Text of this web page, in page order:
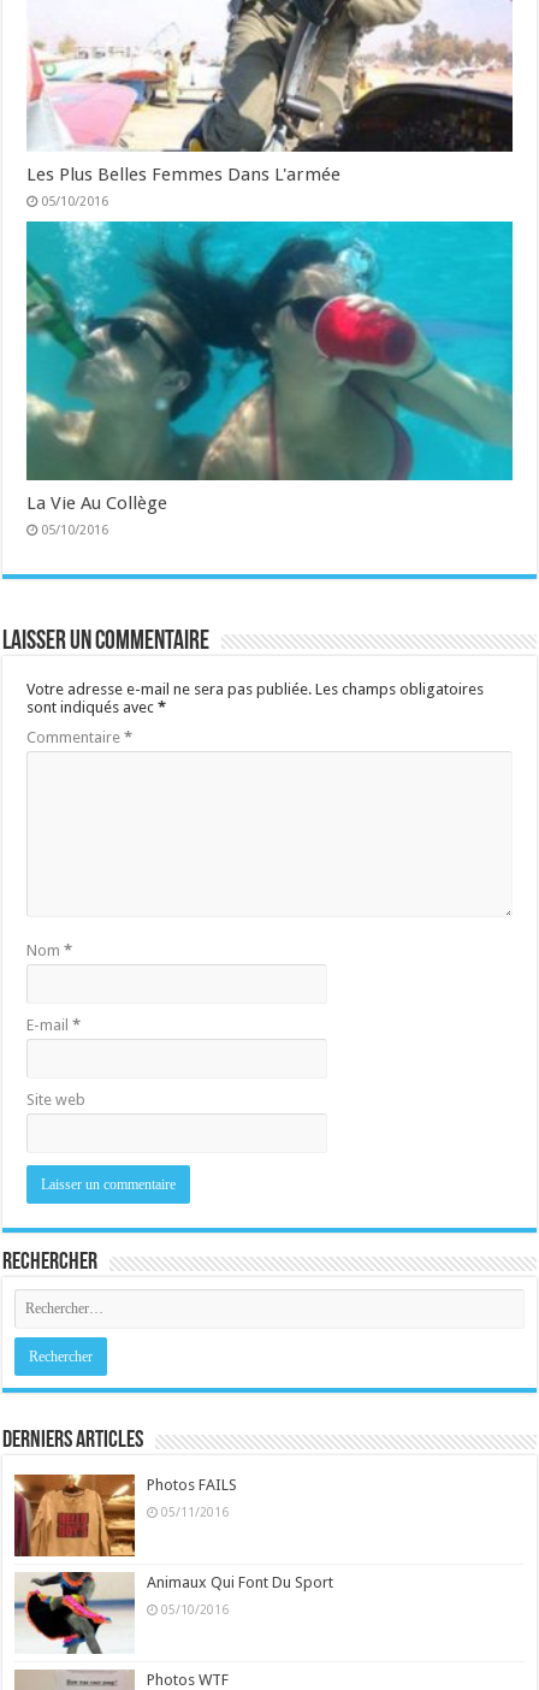
Les Plus Belles Femmes Dans L'armée
05/10/2016
La Vie Au Collège
05/10/2016
Laisser un commentaire
Votre adresse e-mail ne sera pas publiée. Les champs obligatoires
sont indiqués avec*
Commentaire*
Nom*
E-mail*
Site web
Rechercher
Derniers Articles
Photos FAILS
05/11/2016
Animaux Qui Font Du Sport
05/10/2016
Photos WTF